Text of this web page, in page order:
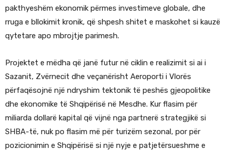
pakthyeshëm ekonomik përmes investimeve globale, dhe
rruga e bllokimit kronik, që shpesh shitet e maskohet si kauzë
qytetare apo mbrojtje parimesh.
Projektet e mëdha që janë futur në ciklin e realizimit si ai i
Sazanit, Zvërnecit dhe veçanërisht Aeroporti i Vlorës
përfaqësojnë një ndryshim tektonik të peshës gjeopolitike
dhe ekonomike të Shqipërisë në Mesdhe. Kur flasim për
miliarda dollarë kapital që vijnë nga partnerë strategjikë si
SHBA-të, nuk po flasim më për turizëm sezonal, por për
pozicionimin e Shqipërisë si një nyje e patjetërsueshme e